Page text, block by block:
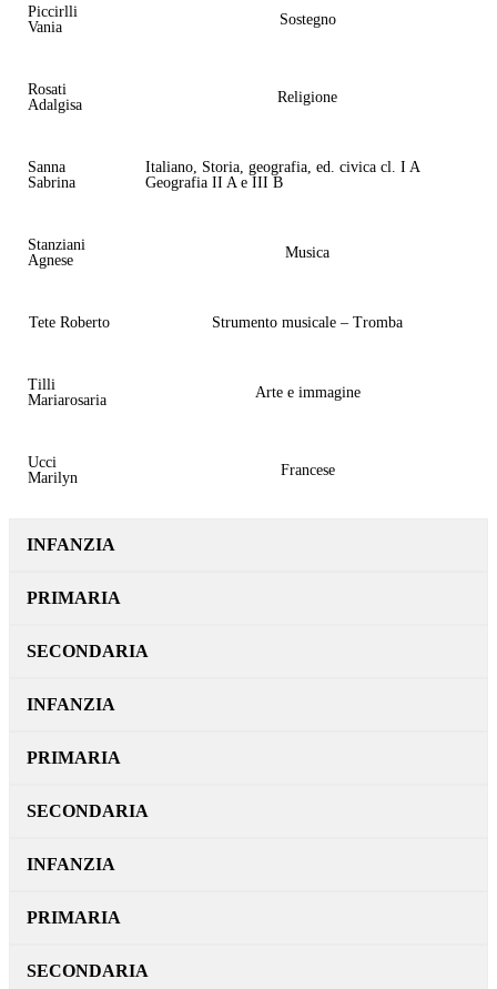
Piccirlli
Vania
Sostegno
Rosati
Adalgisa
Religione
Sanna
Sabrina
Italiano, Storia, geografia, ed. civica cl. I A
Geografia II A e III B
Stanziani
Agnese
Musica
Tete Roberto Strumento musicale – Tromba
Tilli
Mariarosaria
Arte e immagine
Ucci
Marilyn
Francese
INFANZIA
PRIMARIA
SECONDARIA
INFANZIA
PRIMARIA
SECONDARIA
INFANZIA
PRIMARIA
SECONDARIA